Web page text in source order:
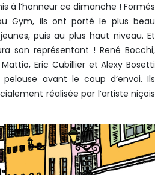
à l’honneur ce dimanche ! Formés
Gym, ils ont porté le plus beau
puis au plus haut niveau. Et
son représentant ! René Bocchi,
Mattio, Eric Cubillier et Alexy Bosetti
avant le coup d’envoi. Ils
réalisée par l’artiste niçois